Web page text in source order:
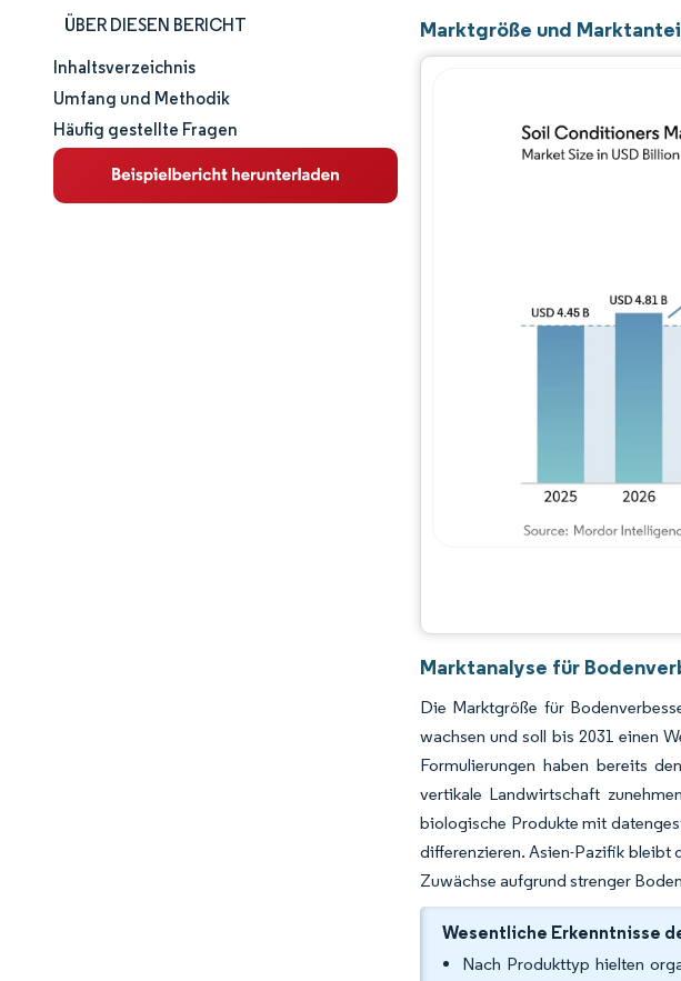
ÜBER DIESEN BERICHT
Marktgröße und -anteil
Marktanalyse
Trends und Einblicke
Inhaltsverzeichnis
Umfang und Methodik
Häufig gestellte Fragen
Marktgröße und
Marktanalyse für
Die Marktgröße für
wachsen und soll bis 2031 einen
Formulierungen haben bereits
vertikale Landwirtschaft
biologische Produkte mit
differenzieren. Asien-Pazifik bleibt
Zuwächse aufgrund strenger
Wesentliche Erkenntnisse
Nach Produkttyp hielten